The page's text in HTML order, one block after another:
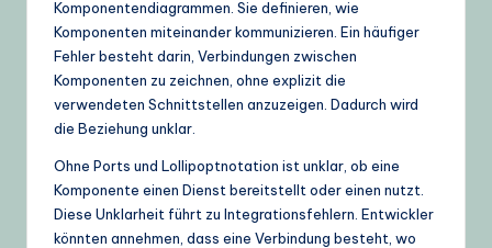
Komponentendiagrammen. Sie definieren, wie
Komponenten miteinander kommunizieren. Ein häufiger
Fehler besteht darin, Verbindungen zwischen
Komponenten zu zeichnen, ohne explizit die
verwendeten Schnittstellen anzuzeigen. Dadurch wird
die Beziehung unklar.
Ohne Ports und Lollipoptnotation ist unklar, ob eine
Komponente einen Dienst bereitstellt oder einen nutzt.
Diese Unklarheit führt zu Integrationsfehlern. Entwickler
könnten annehmen, dass eine Verbindung besteht, wo